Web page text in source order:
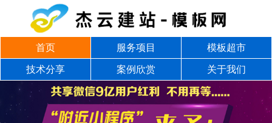
首页 服务项目 模板超市
技术分享 案例欣赏 关于我们